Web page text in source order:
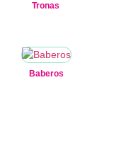
Tronas
Baberos